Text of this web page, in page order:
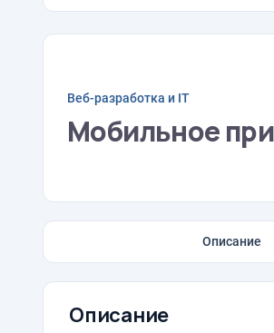
Веб-разработка и IT
Мобильное
Описание
Описание